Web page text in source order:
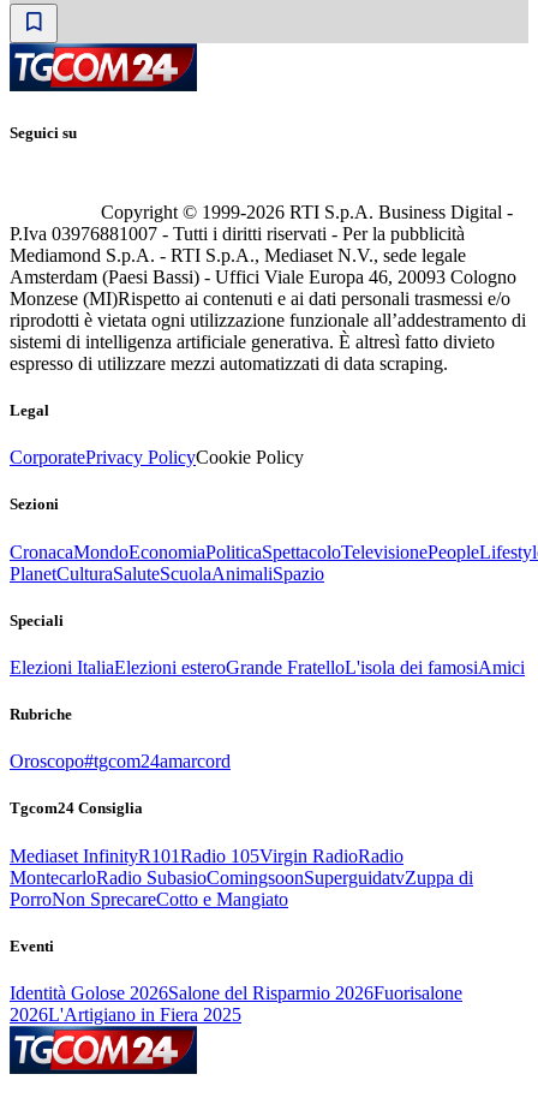
Seguici su
Copyright © 1999-2026 RTI S.p.A. Business Digital -
P.Iva 03976881007 - Tutti i diritti riservati - Per la pubblicità
Mediamond S.p.A. - RTI S.p.A., Mediaset N.V., sede legale
Amsterdam (Paesi Bassi) - Uffici Viale Europa 46, 20093 Cologno
Monzese (MI)Rispetto ai contenuti e ai dati personali trasmessi e/o
riprodotti è vietata ogni utilizzazione funzionale all’addestramento di
sistemi di intelligenza artificiale generativa. È altresì fatto divieto
espresso di utilizzare mezzi automatizzati di data scraping.
Legal
CorporatePrivacy PolicyCookie Policy
Sezioni
CronacaMondoEconomiaPoliticaSpettacoloTelevisionePeople
PlanetCulturaSaluteScuolaAnimaliSpazio
Speciali
Elezioni ItaliaElezioni esteroGrande FratelloL'isola dei famosiAmici
Rubriche
Oroscopo#tgcom24amarcord
Tgcom24 Consiglia
Mediaset InfinityR101Radio 105Virgin RadioRadio
MontecarloRadio SubasioComingsoonSuperguidatvZuppa di
PorroNon SprecareCotto e Mangiato
Eventi
Identità Golose 2026Salone del Risparmio 2026Fuorisalone
2026L'Artigiano in Fiera 2025